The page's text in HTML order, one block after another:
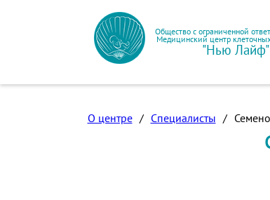
Общество с ограниченной
Медицинский центр
"Нью Лайф"
О центре / Специалисты /